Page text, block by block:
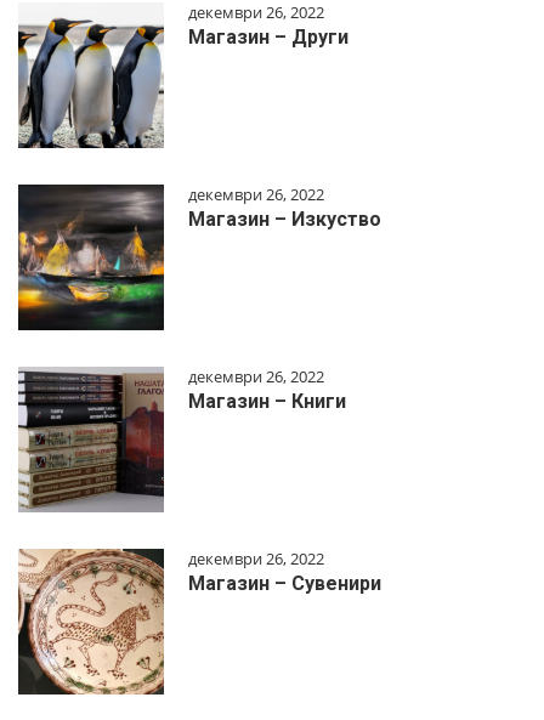
декември 26, 2022
Магазин – Други
декември 26, 2022
Магазин – Изкуство
декември 26, 2022
Магазин – Книги
декември 26, 2022
Магазин – Сувенири